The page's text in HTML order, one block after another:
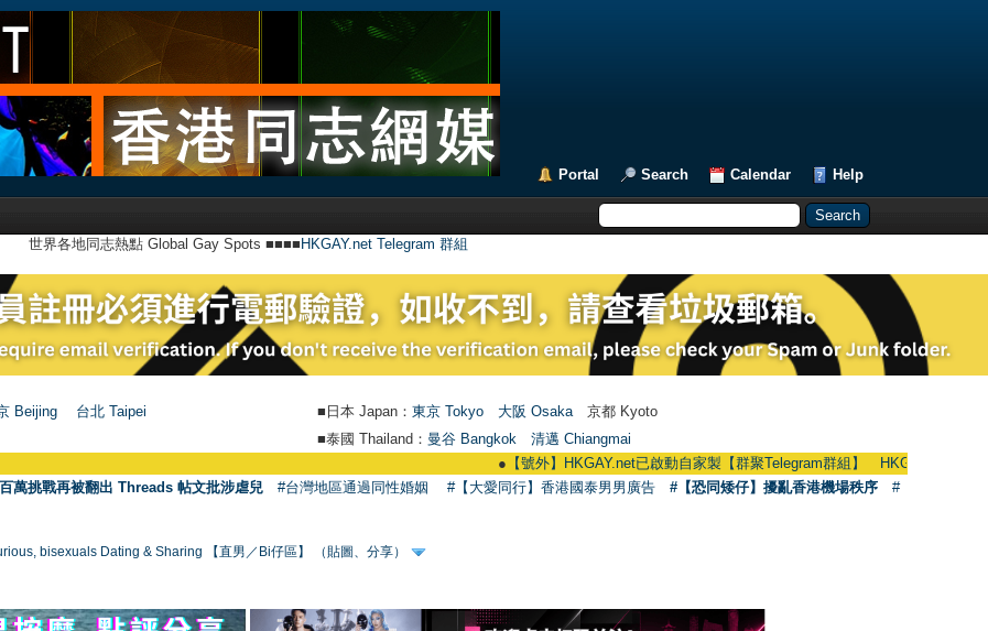
Portal Search Calendar Help
世界各地同志熱點 Global Gay Spots ■■■■ HKGAY.net Telegram 群組
Beijing 台北 Taipei ■日本 Japan： 東京 Tokyo 大阪 Osaka 京都 Kyoto
■泰國 Thailand： 曼谷 Bangkok
清邁 Chiangmai
【號外】HKGAY.net已啟動自家製【群聚Telegram群組】 HKGAY.net has
萬挑戰再被翻出 Threads 帖文批涉虐兒 #台灣地區通過同性婚姻 #【大愛同行】香港國泰男男廣告 #【恐同矮仔】擾亂香港機場秩序
#
bisexuals Dating & Sharing 【直男／Bi仔區】 （貼圖、分享）